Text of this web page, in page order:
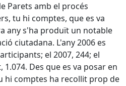
Parets amb el procés
tu hi comptes, que es va
any s'ha produït un notable
ciutadana. L'any 2006 es
el 2007, 244; el
1.074. Des que es va posar en
hi comptes ha recollit prop de